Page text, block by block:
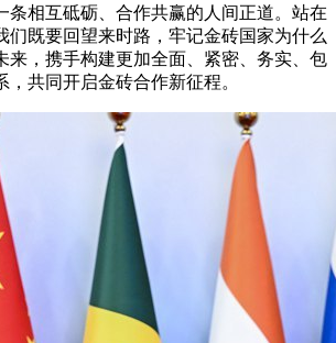
条相互砥砺、合作共赢的人间正道。站在
们既要回望来时路，牢记金砖国家为什么
来，携手构建更加全面、紧密、务实、包
共同开启金砖合作新征程。